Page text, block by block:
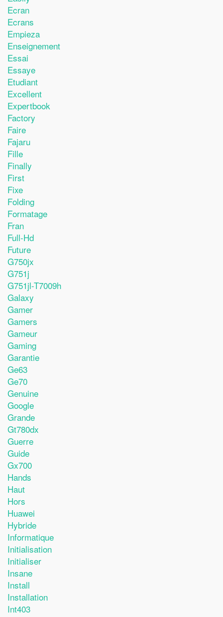
Ecran
Ecrans
Empieza
Enseignement
Essai
Essaye
Etudiant
Excellent
Expertbook
Factory
Faire
Fajaru
Fille
Finally
First
Fixe
Folding
Formatage
Fran
Full-Hd
Future
G750jx
G751j
G751jl-T7009h
Galaxy
Gamer
Gamers
Gameur
Gaming
Garantie
Ge63
Ge70
Genuine
Google
Grande
Gt780dx
Guerre
Guide
Gx700
Hands
Haut
Hors
Huawei
Hybride
Informatique
Initialisation
Initialiser
Insane
Install
Installation
Int403